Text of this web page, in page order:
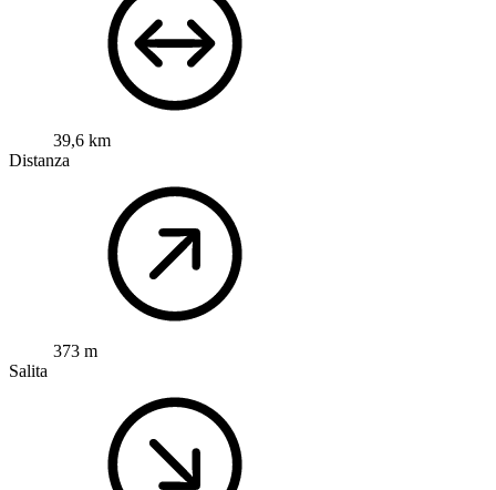
39,6 km
Distanza
373 m
Salita